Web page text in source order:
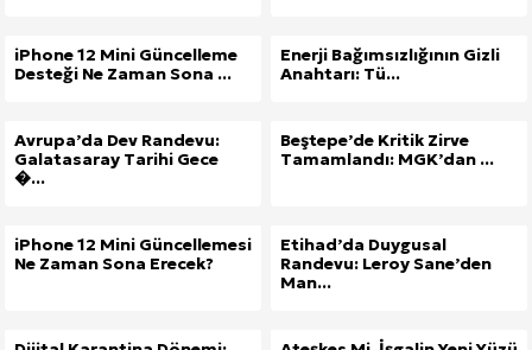
iPhone 12 Mini Güncelleme
Desteği Ne Zaman Sona ...
Enerji Bağımsızlığının Gizli
Anahtarı: Tü...
Avrupa’da Dev Randevu:
Galatasaray Tarihi Gece
�...
Beştepe’de Kritik Zirve
Tamamlandı: MGK’dan ...
iPhone 12 Mini Güncellemesi
Ne Zaman Sona Erecek?
Etihad’da Duygusal
Randevu: Leroy Sane’den
Man...